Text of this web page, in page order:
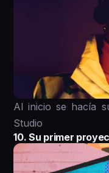
Al inicio se hacía
Studio
10. Su primer